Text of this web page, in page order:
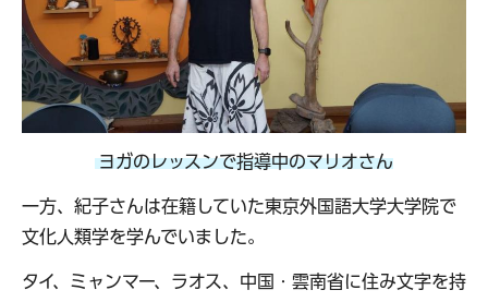
ヨガのレッスンで指導中のマリオさん
一方、紀子さんは在籍していた東京外国語大学大学院で
文化人類学を学んでいました。
タイ、ミャンマー、ラオス、中国・雲南省に住み文字を持